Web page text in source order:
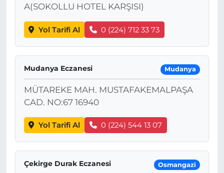
A(SOKOLLU HOTEL KARŞISI)
Yol Tarifi Al 0 (224) 712 33 73
Mudanya Eczanesi Mudanya
MÜTAREKE MAH. MUSTAFAKEMALPAŞA
CAD. NO:67 16940
Yol Tarifi Al 0 (224) 544 13 07
Çekirge Durak Eczanesi Osmangazi